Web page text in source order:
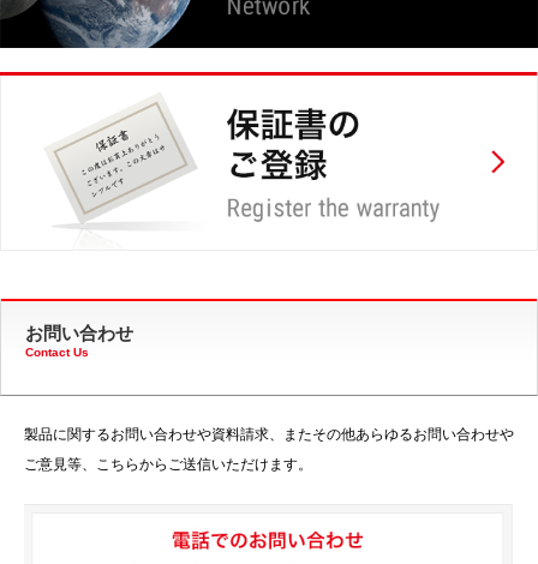
お問い合わせ
Contact Us
製品に関するお問い合わせや資料請求、またその他あらゆるお問い合わせや
ご意見等、こちらからご送信いただけます。